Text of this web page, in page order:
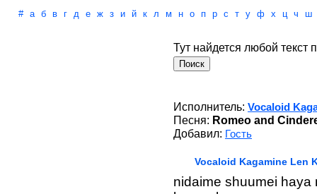
# а б в г д е ж з и й к л м н о п р с т у ф х ц ч ш
Тут найдется любой текст
Исполнитель: Vocaloid
Песня: Romeo and
Добавил: Гость
Vocaloid Kagamine Len
nidaime shuumei haya